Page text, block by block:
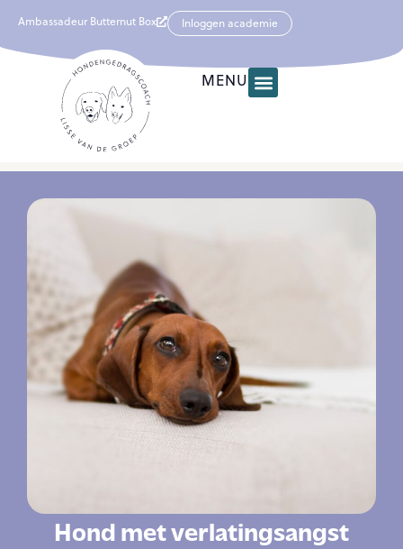
Ambassadeur Butternut Box Inloggen academie
MENU
Hond met verlatingsangst